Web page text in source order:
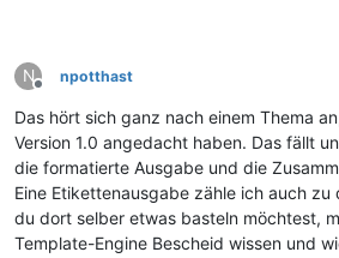
N
Offline
npotthast
Das hört sich ganz nach einem Thema
Version 1.0 angedacht haben. Das fällt
die formatierte Ausgabe und die
Eine Etikettenausgabe zähle ich auch zu
du dort selber etwas basteln möchtest,
Template-Engine Bescheid wissen und